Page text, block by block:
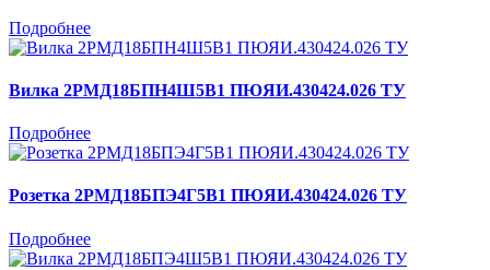
Подробнее
Вилка 2РМД18БПН4Ш5В1 ПЮЯИ.430424.026 ТУ
Подробнее
Розетка 2РМД18БПЭ4Г5В1 ПЮЯИ.430424.026 ТУ
Подробнее